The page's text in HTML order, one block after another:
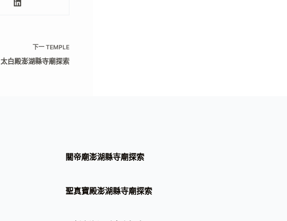
下一 TEMPLE
太白殿澎湖縣寺廟探索
關帝廟澎湖縣寺廟探索
聖真寶殿澎湖縣寺廟探索